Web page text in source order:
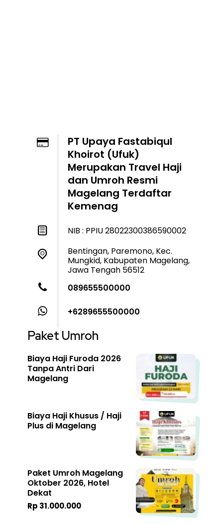
PT Upaya Fastabiqul
Khoirot (Ufuk)
Merupakan Travel Haji
dan Umroh Resmi
Magelang Terdaftar
Kemenag
NIB : PPIU 28022300386590002
Bentingan, Paremono, Kec.
Mungkid, Kabupaten Magelang,
Jawa Tengah 56512
089655500000
+6289655500000
Paket Umroh
Biaya Haji Furoda 2026
Tanpa Antri Dari
Magelang
Biaya Haji Khusus / Haji
Plus di Magelang
Paket Umroh Magelang
Oktober 2026, Hotel
Dekat
Rp 31.000.000